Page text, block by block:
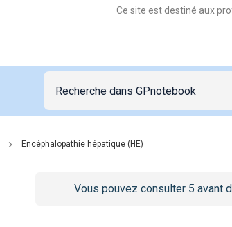
Ce site est destiné aux
Encéphalopathie hépatique (HE)
/se-connecterpage
Vous pouvez consulter 5 avant